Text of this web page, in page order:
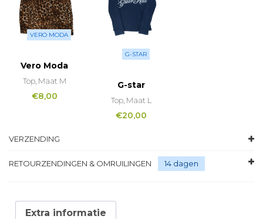
VERO MODA
Vero Moda
Top, Maat M
€8,00
G-STAR
G-star
Top, Maat L
€20,00
VERZENDING
RETOURZENDINGEN & OMRUILINGEN 14 dagen
Extra informatie